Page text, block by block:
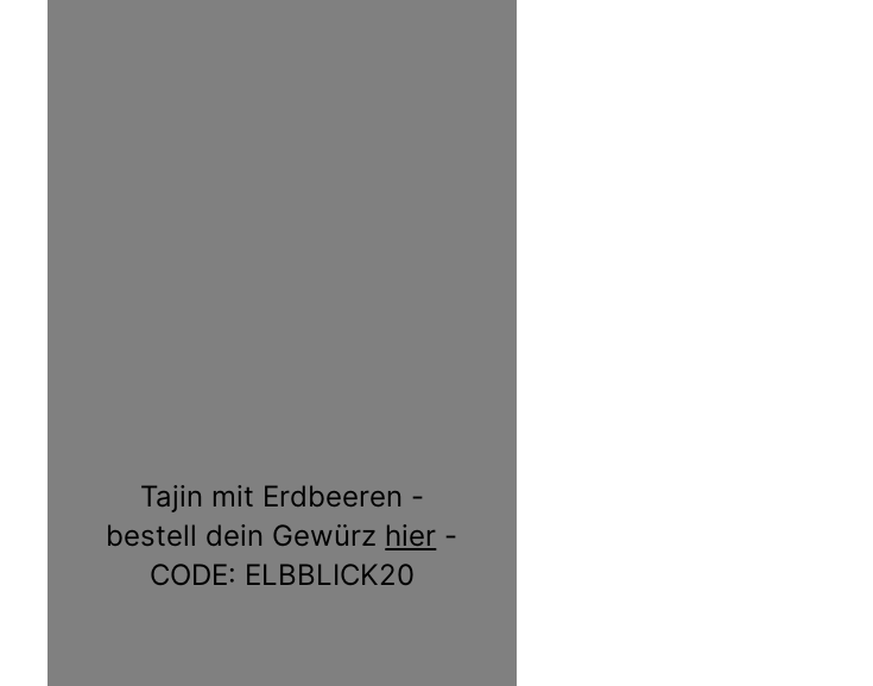
Tajin mit Erdbeeren -
bestell dein Gewürz hier -
CODE: ELBBLICK20